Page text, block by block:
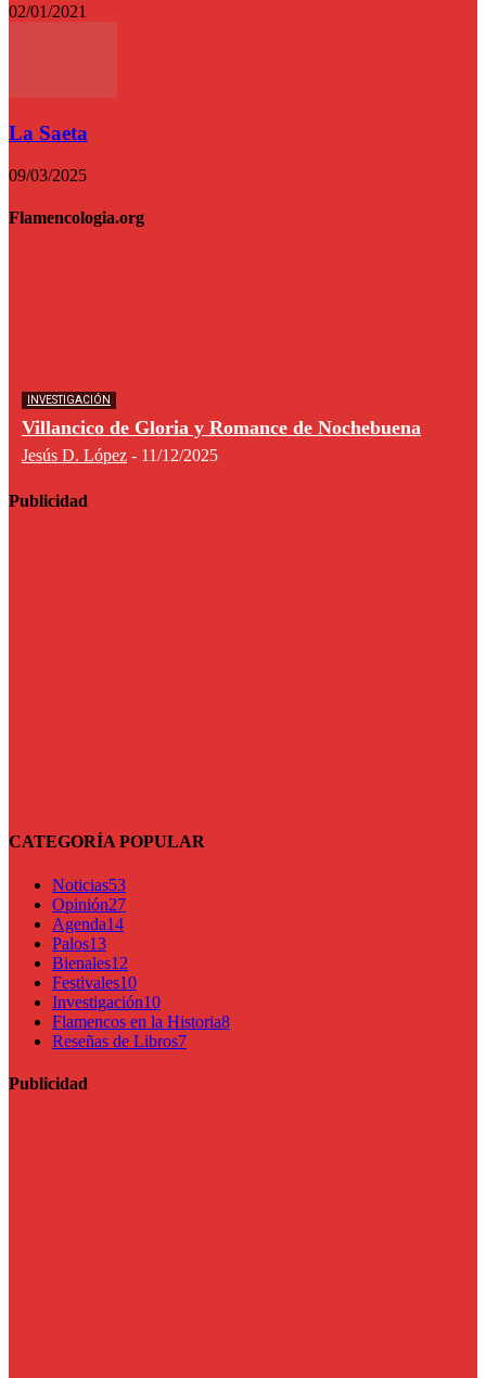
02/01/2021
La Saeta
09/03/2025
Flamencologia.org
INVESTIGACIÓN
Villancico de Gloria y Romance de Nochebuena
Jesús D. López - 11/12/2025
Publicidad
CATEGORÍA POPULAR
Noticias53
Opinión27
Agenda14
Palos13
Bienales12
Festivales10
Investigación10
Flamencos en la Historia8
Reseñas de Libros7
Publicidad